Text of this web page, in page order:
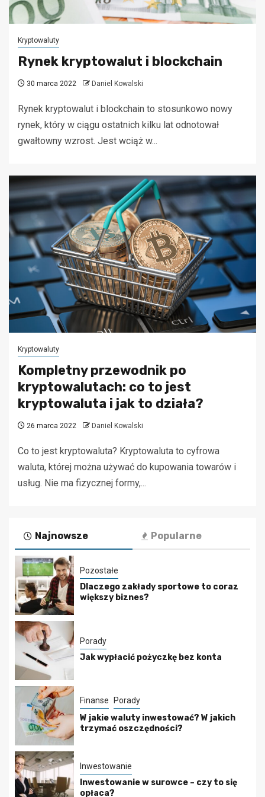
Kryptowaluty
Rynek kryptowalut i blockchain
30 marca 2022 Daniel Kowalski
Rynek kryptowalut i blockchain to stosunkowo nowy
rynek, który w ciągu ostatnich kilku lat odnotował
gwałtowny wzrost. Jest wciąż w...
Kryptowaluty
Kompletny przewodnik po
kryptowalutach: co to jest
kryptowaluta i jak to działa?
26 marca 2022 Daniel Kowalski
Co to jest kryptowaluta? Kryptowaluta to cyfrowa
waluta, której można używać do kupowania towarów i
usług. Nie ma fizycznej formy,...
Najnowsze Popularne
Pozostałe
Dlaczego zakłady sportowe to coraz
większy biznes?
Porady
Jak wypłacić pożyczkę bez konta
Finanse Porady
W jakie waluty inwestować? W jakich
trzymać oszczędności?
Inwestowanie
Inwestowanie w surowce – czy to się
opłaca?